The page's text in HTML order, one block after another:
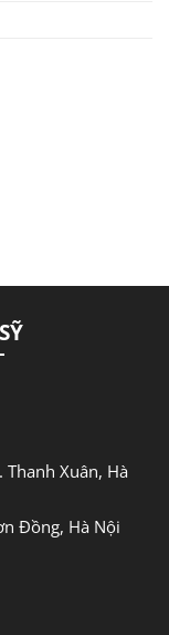
Xuân, Hà
Đồng, Hà Nội